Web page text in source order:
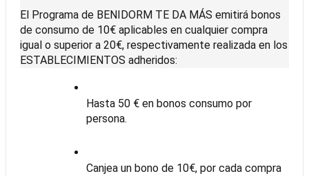
El Programa de BENIDORM TE DA MÁS emitirá bonos
de consumo de 10€ aplicables en cualquier compra
igual o superior a 20€, respectivamente realizada en los
ESTABLECIMIENTOS adheridos:
Hasta 50 € en bonos consumo por
persona.
Canjea un bono de 10€, por cada compra